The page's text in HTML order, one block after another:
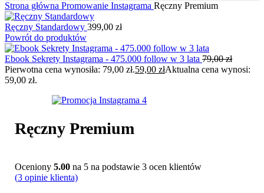
Strona główna Promowanie Instagrama Ręczny Premium
Ręczny Standardowy 399,00 zł
Powrót do produktów
Ebook Sekrety Instagrama - 475.000 follow w 3 lata 79,00zł
Pierwotna cena wynosiła: 79,00 zł.59,00 złAktualna cena wynosi:
59,00 zł.
Ręczny Premium
Oceniony 5.00 na 5 na podstawie 3 ocen klientów
(3 opinie klienta)